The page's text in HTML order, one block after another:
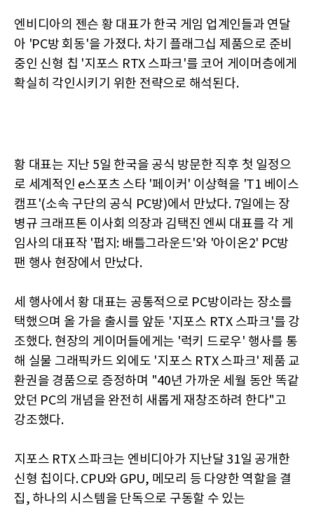
엔비디아의 젠슨 황 대표가 한국 게임 업계인들과 연달
아 'PC방 회동'을 가졌다. 차기 플래그십 제품으로 준비
중인 신형 칩 '지포스 RTX 스파크'를 코어 게이머층에게
확실히 각인시키기 위한 전략으로 해석된다.
황 대표는 지난 5일 한국을 공식 방문한 직후 첫 일정으
로 세계적인 e스포츠 스타 '페이커' 이상혁을 'T1 베이스
캠프'(소속 구단의 공식 PC방)에서 만났다. 7일에는 장
병규 크래프톤 이사회 의장과 김택진 엔씨 대표를 각 게
임사의 대표작 '펍지: 배틀그라운드'와 '아이온2' PC방
팬 행사 현장에서 만났다.
세 행사에서 황 대표는 공통적으로 PC방이라는 장소를
택했으며 올 가을 출시를 앞둔 '지포스 RTX 스파크'를 강
조했다. 현장의 게이머들에게는 '럭키 드로우' 행사를 통
해 실물 그래픽카드 외에도 '지포스 RTX 스파크' 제품 교
환권을 경품으로 증정하며 "40년 가까운 세월 동안 똑같
았던 PC의 개념을 완전히 새롭게 재창조하려 한다"고
강조했다.
지포스 RTX 스파크는 엔비디아가 지난달 31일 공개한
신형 칩이다. CPU와 GPU, 메모리 등 다양한 역할을 결
집, 하나의 시스템을 단독으로 구동할 수 있는